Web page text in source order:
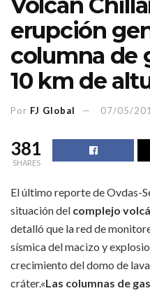
erupción
columna de
10 km de
Por FJ Global 07/05/
381
SHARES
El último reporte de Ovdas-
situación del complejo
detalló que la red de
sísmica del macizo y
crecimiento del domo de
cráter.«Las columnas de